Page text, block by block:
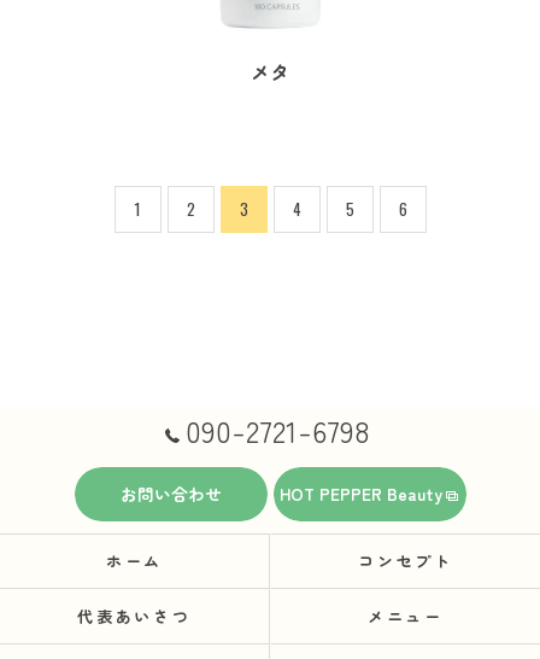
メタ
1 2 3 4 5 6
090-2721-6798
お問い合わせ HOT PEPPER Beauty
ホーム コンセプト
代表あいさつ メニュー